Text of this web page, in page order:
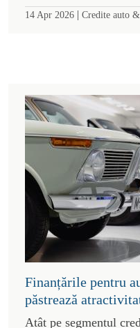
14 Apr 2026 | Credite auto
Finanțările pentru
păstrează
Atât pe segmentul